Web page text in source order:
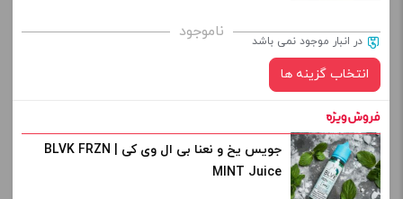
برای فعال شدن سبد خرید و نمایش قیمت ، گزینه های محصول را
از کادر بالا انتخاب کنید.
+
افزودن به سبد خرید
ناموجود در انبار موجود نمی باشد
انتخاب گزینه ها
نیکوتین:
جویس یخ و نعنا بی ال وی کی | BLVK FRZN
MINT Juice